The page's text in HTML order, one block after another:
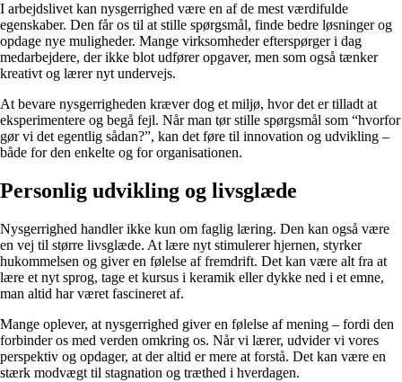
I arbejdslivet kan nysgerrighed være en af de mest værdifulde
egenskaber. Den får os til at stille spørgsmål, finde bedre løsninger og
opdage nye muligheder. Mange virksomheder efterspørger i dag
medarbejdere, der ikke blot udfører opgaver, men som også tænker
kreativt og lærer nyt undervejs.
At bevare nysgerrigheden kræver dog et miljø, hvor det er tilladt at
eksperimentere og begå fejl. Når man tør stille spørgsmål som “hvorfor
gør vi det egentlig sådan?”, kan det føre til innovation og udvikling –
både for den enkelte og for organisationen.
Personlig udvikling og livsglæde
Nysgerrighed handler ikke kun om faglig læring. Den kan også være
en vej til større livsglæde. At lære nyt stimulerer hjernen, styrker
hukommelsen og giver en følelse af fremdrift. Det kan være alt fra at
lære et nyt sprog, tage et kursus i keramik eller dykke ned i et emne,
man altid har været fascineret af.
Mange oplever, at nysgerrighed giver en følelse af mening – fordi den
forbinder os med verden omkring os. Når vi lærer, udvider vi vores
perspektiv og opdager, at der altid er mere at forstå. Det kan være en
stærk modvægt til stagnation og træthed i hverdagen.